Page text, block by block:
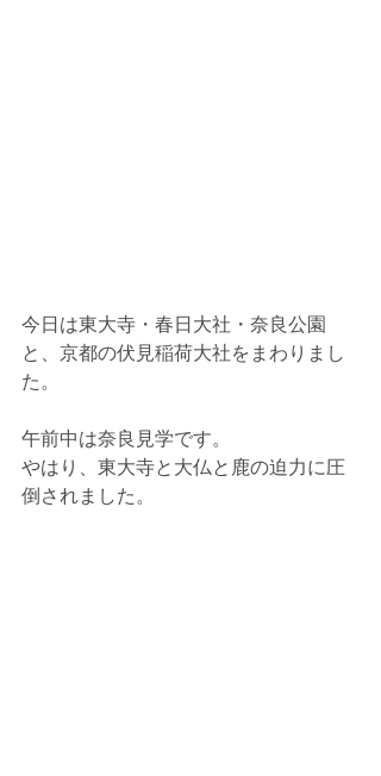
今日は東大寺・春日大社・奈良公園
と、京都の伏見稲荷大社をまわりまし
た。
午前中は奈良見学です。
やはり、東大寺と大仏と鹿の迫力に圧
倒されました。